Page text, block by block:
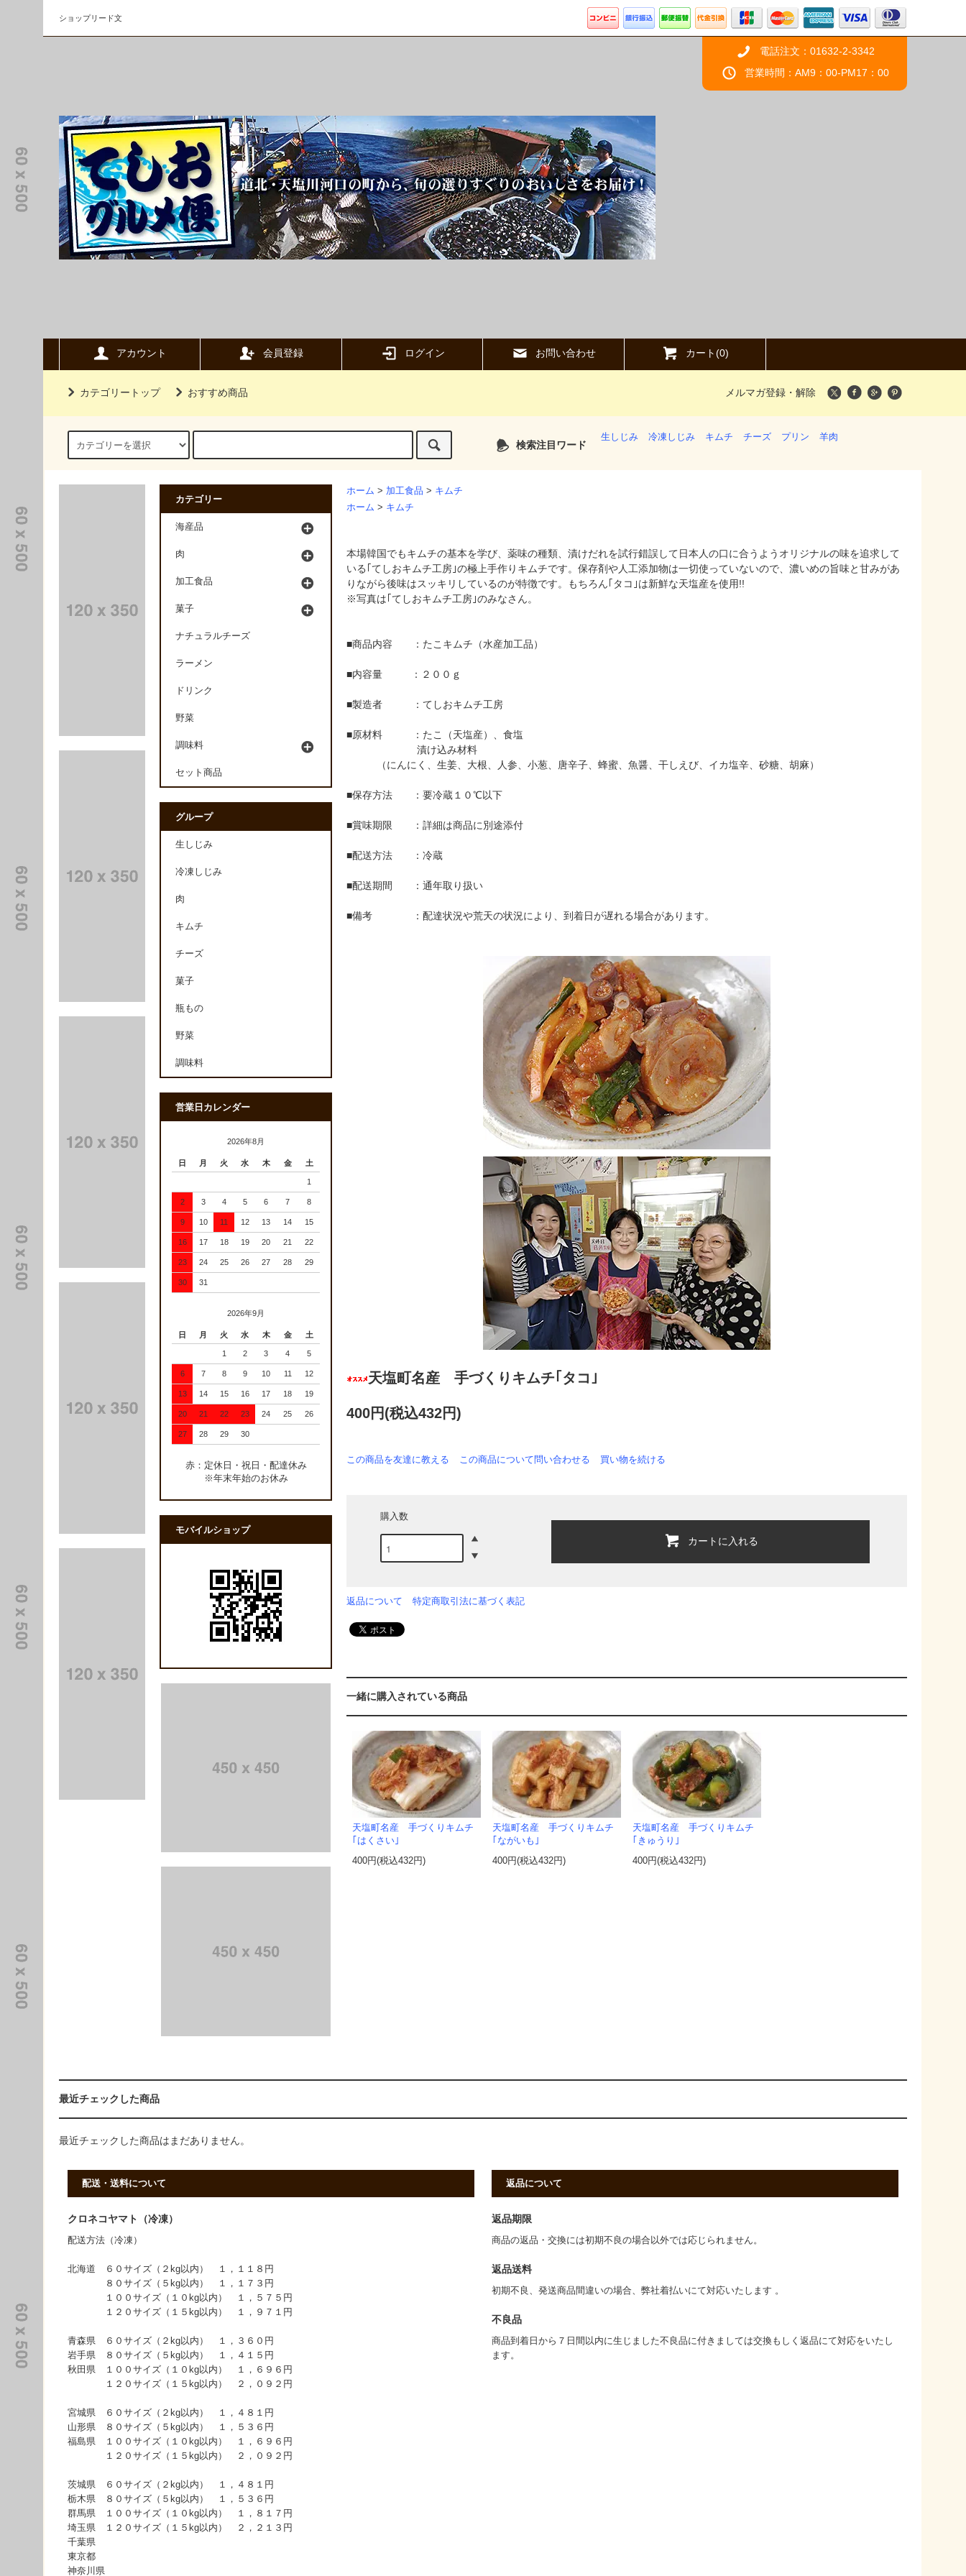
ショップリード文
電話注文：01632-2-3342
営業時間：AM9：00-PM17：00
アカウント 会員登録 ログイン お問い合わせ カート(0)
カテゴリートップ おすすめ商品 メルマガ登録・解除
検索注目ワード
生しじみ 冷凍しじみ キムチ チーズ プリン 羊肉
ホーム > 加工食品 > キムチ
ホーム > キムチ
本場韓国でもキムチの基本を学び、薬味の種類、漬けだれを試行錯誤して日本人の口に合うようオリジナルの味を追求して
いる｢てしおキムチ工房｣の極上手作りキムチです。保存剤や人工添加物は一切使っていないので、濃いめの旨味と甘みがあ
りながら後味はスッキリしているのが特徴です。もちろん｢タコ｣は新鮮な天塩産を使用!!
※写真は｢てしおキムチ工房｣のみなさん。
■商品内容 ：たこキムチ（水産加工品）
■内容量 ：２００ｇ
■製造者 ：てしおキムチ工房
■原材料 ：たこ（天塩産）、食塩
漬け込み材料
（にんにく、生姜、大根、人参、小葱、唐辛子、蜂蜜、魚醤、干しえび、イカ塩辛、砂糖、胡麻）
■保存方法 ：要冷蔵１０℃以下
■賞味期限 ：詳細は商品に別途添付
■配送方法 ：冷蔵
■配送期間 ：通年取り扱い
■備考 ：配達状況や荒天の状況により、到着日が遅れる場合があります。
天塩町名産 手づくりキムチ｢タコ｣
400円(税込432円)
この商品を友達に教える この商品について問い合わせる 買い物を続ける
購入数
カートに入れる
返品について 特定商取引法に基づく表記
一緒に購入されている商品
天塩町名産 手づくりキムチ
｢はくさい｣
400円(税込432円)
天塩町名産 手づくりキムチ
｢ながいも｣
400円(税込432円)
天塩町名産 手づくりキムチ
｢きゅうり｣
400円(税込432円)
カテゴリー
海産品
肉
加工食品
菓子
ナチュラルチーズ
ラーメン
ドリンク
野菜
調味料
セット商品
グループ
生しじみ
冷凍しじみ
肉
キムチ
チーズ
菓子
瓶もの
野菜
調味料
営業日カレンダー
2026年8月
日 月 火 水 木 金 土
1
2 3 4 5 6 7 8
9 10 11 12 13 14 15
16 17 18 19 20 21 22
23 24 25 26 27 28 29
30 31
2026年9月
日 月 火 水 木 金 土
1 2 3 4 5
6 7 8 9 10 11 12
13 14 15 16 17 18 19
20 21 22 23 24 25 26
27 28 29 30
赤：定休日・祝日・配達休み
※年末年始のお休み
モバイルショップ
最近チェックした商品
最近チェックした商品はまだありません。
配送・送料について
クロネコヤマト（冷凍）
配送方法（冷凍）
北海道 ６０サイズ（２kg以内） １，１１８円
８０サイズ（５kg以内） １，１７３円
１００サイズ（１０kg以内） １，５７５円
１２０サイズ（１５kg以内） １，９７１円
青森県 ６０サイズ（２kg以内） １，３６０円
岩手県 ８０サイズ（５kg以内） １，４１５円
秋田県 １００サイズ（１０kg以内） １，６９６円
１２０サイズ（１５kg以内） ２，０９２円
宮城県 ６０サイズ（２kg以内） １，４８１円
山形県 ８０サイズ（５kg以内） １，５３６円
福島県 １００サイズ（１０kg以内） １，６９６円
１２０サイズ（１５kg以内） ２，０９２円
茨城県 ６０サイズ（２kg以内） １，４８１円
栃木県 ８０サイズ（５kg以内） １，５３６円
群馬県 １００サイズ（１０kg以内） １，８１７円
埼玉県 １２０サイズ（１５kg以内） ２，２１３円
千葉県
東京都
神奈川県
返品について
返品期限
商品の返品・交換には初期不良の場合以外では応じられません。
返品送料
初期不良、発送商品間違いの場合、弊社着払いにて対応いたします 。
不良品
商品到着日から７日間以内に生じました不良品に付きましては交換もしく返品にて対応をいたし
ます。